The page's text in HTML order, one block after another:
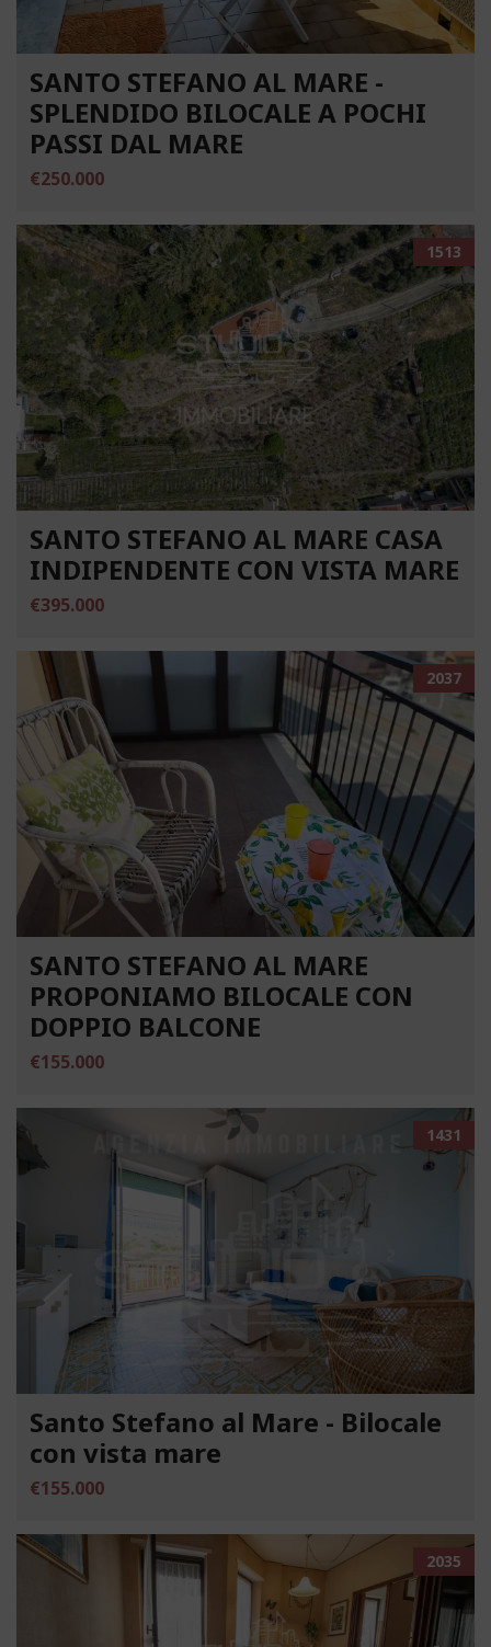
SANTO STEFANO AL MARE -
SPLENDIDO BILOCALE A POCHI
PASSI DAL MARE
€250.000
1513
SANTO STEFANO AL MARE CASA
INDIPENDENTE CON VISTA MARE
€395.000
2037
SANTO STEFANO AL MARE
PROPONIAMO BILOCALE CON
DOPPIO BALCONE
€155.000
1431
Santo Stefano al Mare - Bilocale
con vista mare
€155.000
2035